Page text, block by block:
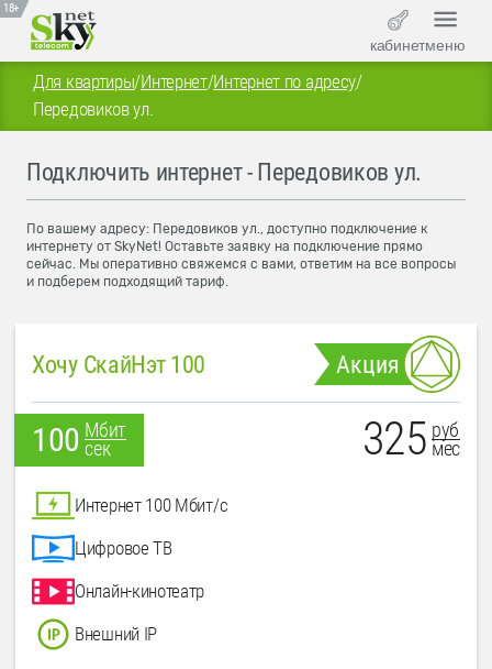
18+
кабинетменю
Для квартиры/Интернет/Интернет по адресу/
Передовиков ул.
Подключить интернет - Передовиков ул.
По вашему адресу: Передовиков ул., доступно подключение к
интернету от SkyNet! Оставьте заявку на подключение прямо
сейчас. Мы оперативно свяжемся с вами, ответим на все вопросы
и подберем подходящий тариф.
Хочу СкайНэт 100 Акция
100 Мбит
сек
325 руб
мес
Интернет 100 Мбит/с
Цифровое ТВ
Онлайн-кинотеатр
Внешний IP